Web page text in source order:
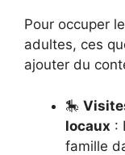
Pour occuper
adultes, ces
ajouter du
🎠
locaux :
famille